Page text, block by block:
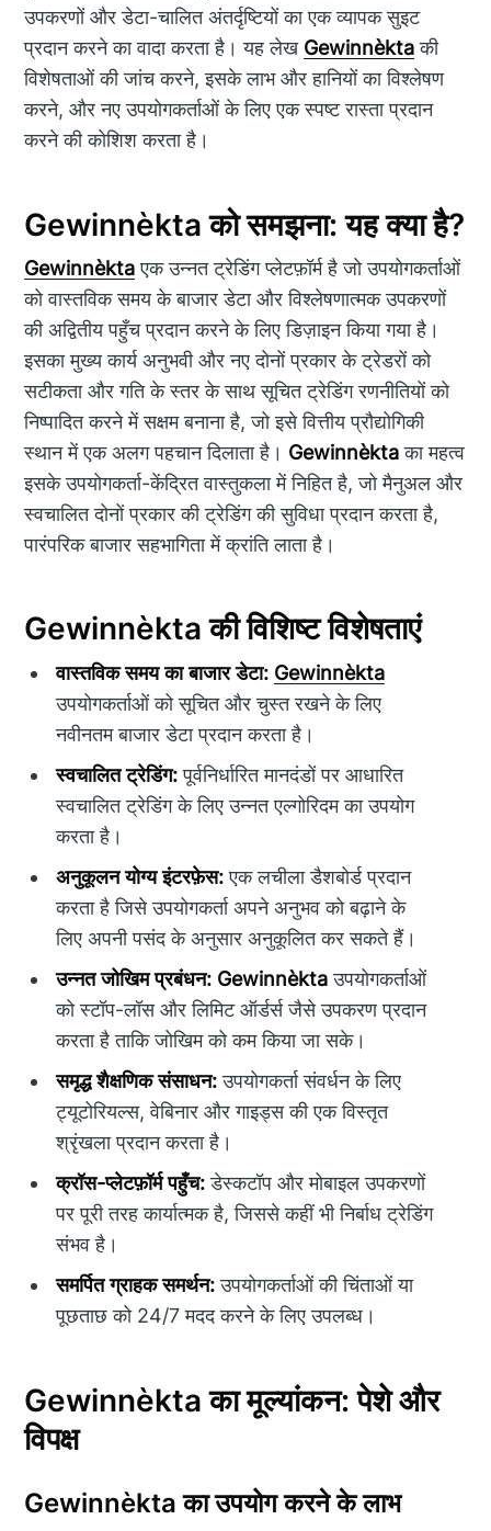
उपकरणों और डेटा-चालित अंतर्दृष्टियों का एक व्यापक सुइट
प्रदान करने का वादा करता है। यह लेख Gewinnèktaकी
विशेषताओं की जांच करने, इसके लाभ और हानियों का विश्लेषण
करने, और नए उपयोगकर्ताओं के लिए एक स्पष्ट रास्ता प्रदान
करने की कोशिश करता है।
Gewinnèkta को समझना: यह क्या है?
Gewinnèktaएक उन्नत ट्रेडिंग प्लेटफ़ॉर्म है जो उपयोगकर्ताओं
को वास्तविक समय के बाजार डेटा और विश्लेषणात्मक उपकरणों
की अद्वितीय पहुँच प्रदान करने के लिए डिज़ाइन किया गया है।
इसका मुख्य कार्य अनुभवी और नए दोनों प्रकार के ट्रेडरों को
सटीकता और गति के स्तर के साथ सूचित ट्रेडिंग रणनीतियों को
निष्पादित करने में सक्षम बनाना है, जो इसे वित्तीय प्रौद्योगिकी
स्थान में एक अलग पहचान दिलाता है। Gewinnèktaका महत्व
इसके उपयोगकर्ता-केंद्रित वास्तुकला में निहित है, जो मैनुअल और
स्वचालित दोनों प्रकार की ट्रेडिंग की सुविधा प्रदान करता है,
पारंपरिक बाजार सहभागिता में क्रांति लाता है।
Gewinnèkta की विशिष्ट विशेषताएं
वास्तविक समय का बाजार डेटा: Gewinnèkta
उपयोगकर्ताओं को सूचित और चुस्त रखने के लिए
नवीनतम बाजार डेटा प्रदान करता है।
स्वचालित ट्रेडिंग:पूर्वनिर्धारित मानदंडों पर आधारित
स्वचालित ट्रेडिंग के लिए उन्नत एल्गोरिदम का उपयोग
करता है।
अनुकूलन योग्य इंटरफ़ेस:एक लचीला डैशबोर्ड प्रदान
करता है जिसे उपयोगकर्ता अपने अनुभव को बढ़ाने के
लिए अपनी पसंद के अनुसार अनुकूलित कर सकते हैं।
उन्नत जोखिम प्रबंधन: Gewinnèktaउपयोगकर्ताओं
को स्टॉप-लॉस और लिमिट ऑर्डर्स जैसे उपकरण प्रदान
करता है ताकि जोखिम को कम किया जा सके।
समृद्ध शैक्षणिक संसाधन:उपयोगकर्ता संवर्धन के लिए
ट्यूटोरियल्स, वेबिनार और गाइड्स की एक विस्तृत
श्रृंखला प्रदान करता है।
क्रॉस-प्लेटफ़ॉर्म पहुँच:डेस्कटॉप और मोबाइल उपकरणों
पर पूरी तरह कार्यात्मक है, जिससे कहीं भी निर्बाध ट्रेडिंग
संभव है।
समर्पित ग्राहक समर्थन:उपयोगकर्ताओं की चिंताओं या
पूछताछ को 24/7 मदद करने के लिए उपलब्ध।
Gewinnèkta का मूल्यांकन: पेशे और
विपक्ष
Gewinnèkta का उपयोग करने के लाभ